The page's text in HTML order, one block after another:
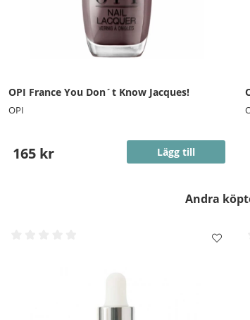
OPI France You Don´t Know Jacques!
OPI
165 kr Lägg till
Andra